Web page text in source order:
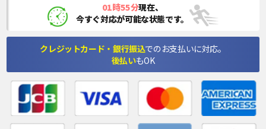
01時55分現在、
今すぐ対応が可能な状態です。
クレジットカード・銀行振込でのお支払いに対応。
後払いもOK